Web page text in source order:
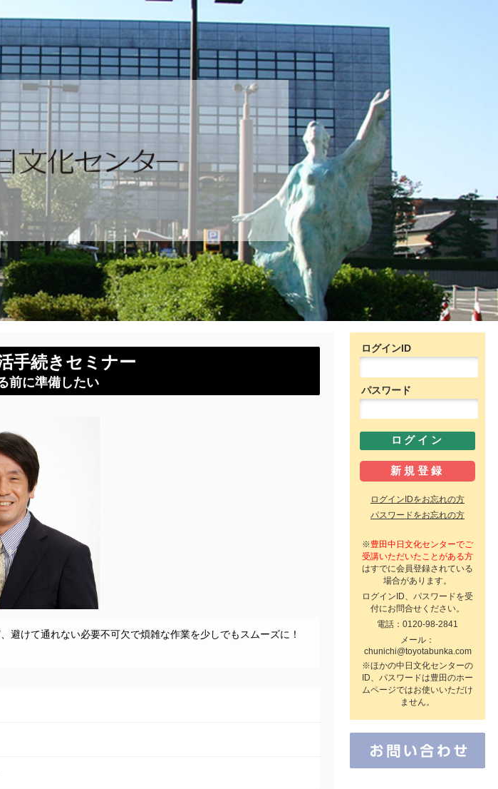
手続きセミナー
前に準備したい
けて通れない必要不可欠で煩雑な作業を少しでもスムーズに！
斗
ログインID
パスワード
ログインIDをお忘れの方
パスワードをお忘れの方
※豊田中日文化センターでご
受講いただいたことがある方
はすでに会員登録されている
場合があります。
ログインID、パスワードを受
付にお問合せください。
電話：0120-98-2841
メール：
chunichi@toyotabunka.com
※ほかの中日文化センターの
ID、パスワードは豊田のホー
ムページではお使いいただけ
ません。